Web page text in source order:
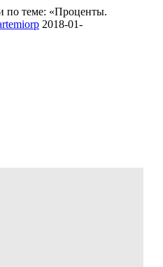
по теме: «Проценты.
2018-01-